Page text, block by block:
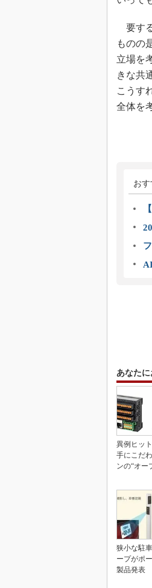
要す
ものの
立場を
きな共
こうす
全体を
お
あなた
異例ヒッ
手にこだ
ンの“オー
狭小な駐
ープがポ
製品発表